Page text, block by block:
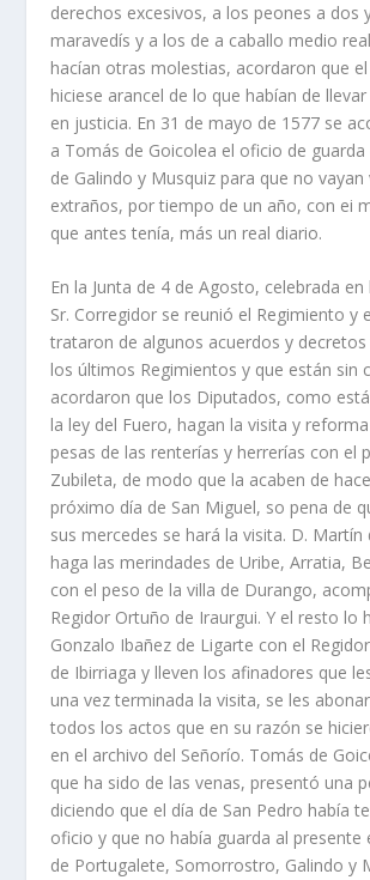
derechos excesivos, a los peones a dos
maravedís y a los de a caballo medio
hacían otras molestias, acordaron que
hiciese arancel de lo que habían de
en justicia. En 31 de mayo de 1577 se
a Tomás de Goicolea el oficio de
de Galindo y Musquiz para que no vayan
extraños, por tiempo de un año, con ei
que antes tenía, más un real diario.
En la Junta de 4 de Agosto, celebrada
Sr. Corregidor se reunió el Regimiento y
trataron de algunos acuerdos y
los últimos Regimientos y que están sin
acordaron que los Diputados, como
la ley del Fuero, hagan la visita y
pesas de las renterías y herrerías con el
Zubileta, de modo que la acaben de
próximo día de San Miguel, so pena de
sus mercedes se hará la visita. D. Martín
haga las merindades de Uribe, Arratia,
con el peso de la villa de Durango,
Regidor Ortuño de Iraurgui. Y el resto lo
Gonzalo Ibañez de Ligarte con el
de Ibirriaga y lleven los afinadores que
una vez terminada la visita, se les
todos los actos que en su razón se
en el archivo del Señorío. Tomás de
que ha sido de las venas, presentó una
diciendo que el día de San Pedro había
oficio y que no había guarda al presente
de Portugalete, Somorrostro, Galindo y